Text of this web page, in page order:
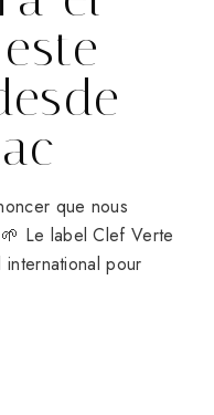
que nous
Le label Clef Verte
pour